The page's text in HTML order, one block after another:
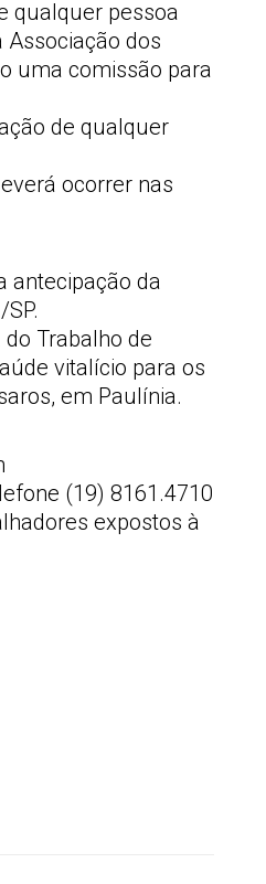
qualquer pessoa
dos
uma comissão para
de qualquer
ocorrer nas
antecipação da
Trabalho de
vitalício para os
em Paulínia.
(19) 8161.4710
expostos à